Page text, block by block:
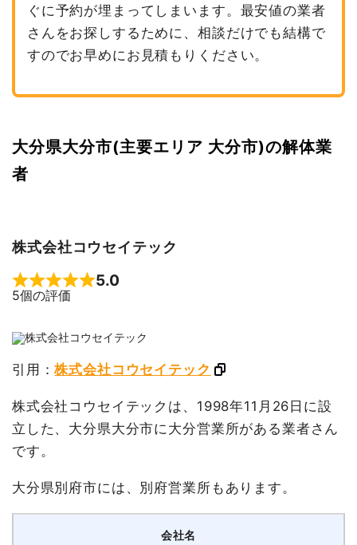
ぐに予約が埋まってしまいます。最安値の業者
さんをお探しするために、相談だけでも結構で
すのでお早めにお見積もりください。
大分県大分市(主要エリア 大分市)の解体業
者
株式会社コウセイテック
Rated 5 out of 5
5.0
5個の評価
引用：株式会社コウセイテック
株式会社コウセイテックは、1998年11月26日に設
立した、大分県大分市に大分営業所がある業者さん
です。
大分県別府市には、別府営業所もあります。
会社名